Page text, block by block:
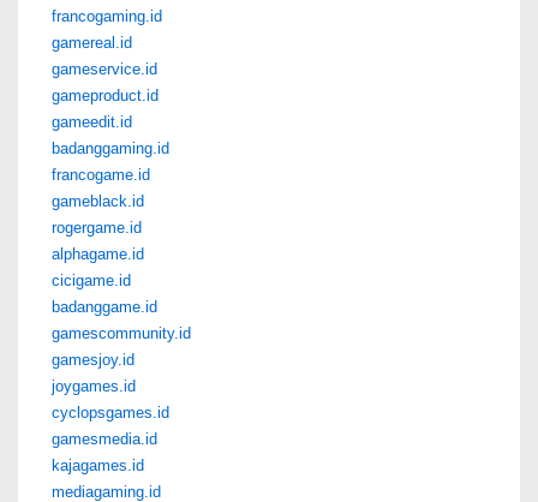
francogaming.id
gamereal.id
gameservice.id
gameproduct.id
gameedit.id
badanggaming.id
francogame.id
gameblack.id
rogergame.id
alphagame.id
cicigame.id
badanggame.id
gamescommunity.id
gamesjoy.id
joygames.id
cyclopsgames.id
gamesmedia.id
kajagames.id
mediagaming.id